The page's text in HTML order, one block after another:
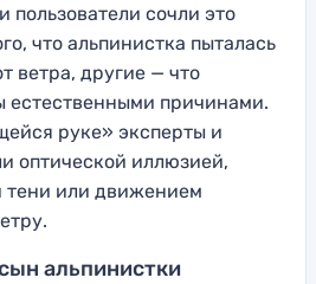
пользователи сочли это
что альпинистка пыталась
ветра, другие — что
естественными причинами.
руке» эксперты и
оптической иллюзией,
тени или движением
альпинистки